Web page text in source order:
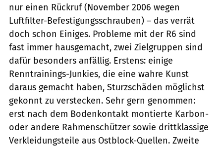
nur einen Rückruf (November 2006 wegen
Luftfilter-Befestigungsschrauben) – das verrät
doch schon Einiges. Probleme mit der R6 sind
fast immer hausgemacht, zwei Zielgruppen sind
dafür besonders anfällig. Erstens: einige
Renntrainings-Junkies, die eine wahre Kunst
daraus gemacht haben, Sturzschäden möglichst
gekonnt zu verstecken. Sehr gern genommen:
erst nach dem Bodenkontakt montierte Karbon-
oder andere Rahmenschützer sowie drittklassige
Verkleidungsteile aus Ostblock-Quellen. Zweite